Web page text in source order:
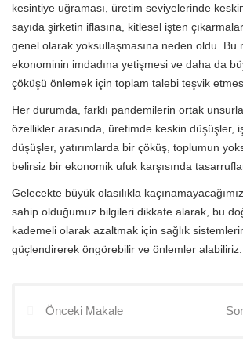
kesintiye uğraması, üretim seviyelerinde
sayıda şirketin iflasına, kitlesel işten
genel olarak yoksullaşmasına neden oldu. Bu
ekonominin imdadına yetişmesi ve daha da
çöküşü önlemek için toplam talebi teşvik
Her durumda, farklı pandemilerin ortak
özellikler arasında, üretimde keskin düşüşler,
düşüşler, yatırımlarda bir çöküş, toplumun
belirsiz bir ekonomik ufuk karşısında
Gelecekte büyük olasılıkla
sahip olduğumuz bilgileri dikkate alarak, bu
kademeli olarak azaltmak için sağlık
güçlendirerek öngörebilir ve önlemler alabiliriz.
Önceki Makale